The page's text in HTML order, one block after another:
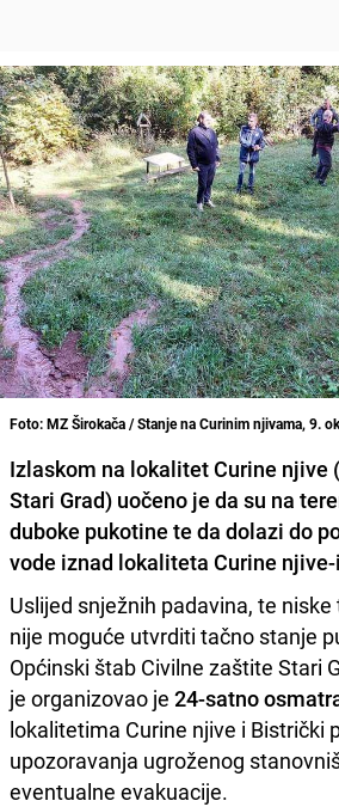
Foto: MZ Širokača / Stanje na Curinim njivama, 9.
Izlaskom na lokalitet Curine njive
Stari Grad) uočeno je da su na
duboke pukotine te da dolazi do
vode iznad lokaliteta Curine
Uslijed snježnih padavina, te
nije moguće utvrditi tačno stanje
Općinski štab Civilne zaštite Stari
je organizovao je 24-satno
lokalitetima Curine njive i Bistrički
upozoravanja ugroženog
eventualne evakuacije.